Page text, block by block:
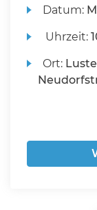
Datum:
Uhrzeit:
Ort: